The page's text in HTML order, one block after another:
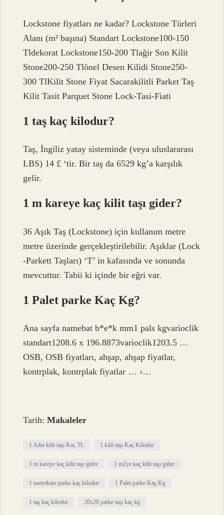
Lockstone fiyatları ne kadar? Lockstone Türleri
Alanı (m² başına) Standart Lockstone100-150
Tldekorat Lockstone150-200 Tlağir Son Kilit
Stone200-250 Tlönel Desen Kilidi Stone250-
300 TlKilit Stone Fiyat Sacarakilitli Parket Taş
Kilit Tasit Parquet Stone Lock-Tasi-Fiati
1 taş kaç kilodur?
Taş, İngiliz yatay sisteminde (veya uluslararası
LBS) 14 £ ‘tir. Bir taş da 6529 kg’a karşılık
gelir.
1 m kareye kaç kilit taşı gider?
36 Aşık Taş (Lockstone) için kullanım metre
metre üzerinde gerçekleştirilebilir. Aşıklar (Lock
-Parkett Taşları) ‘T’ in kafasında ve sonunda
mevcuttur. Tabii ki içinde bir eğri var.
1 Palet parke Kaç Kg?
Ana sayfa namebat b*e*k mm1 pals kgvarioclik
standart1208.6 x 196.8873varioclik1203.5 …
OSB, OSB fiyatları, ahşap, ahşap fiyatlar,
kontrplak, kontrplak fiyatlar … ›…
Tarih:Makaleler
1 Adet kilit taşı Kaç TL 1 kilit taşı Kaç Kilodur
1 m kareye kaç kilit taşı gider 1 m2ye kaç kilit taşı gider
1 metrekare parke kaç kilodur 1 Palet parke Kaç Kg
1 taş kaç kilodur 20x20 parke taşı kaç kg